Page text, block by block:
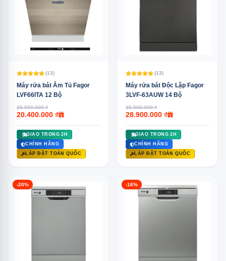
(13)
Máy rửa bát Âm Tủ Fagor
LVF66ITA 12 Bộ
25.500.000 ₫
20.400.000 ₫
GIAO TRONG 2H
CHÍNH HÃNG
LẮP ĐẶT TOÀN QUỐC
(13)
Máy rửa bát Độc Lập Fagor
3LVF-63AUW 14 Bộ
35.900.000 ₫
28.900.000 ₫
GIAO TRONG 2H
CHÍNH HÃNG
LẮP ĐẶT TOÀN QUỐC
-20% -16%